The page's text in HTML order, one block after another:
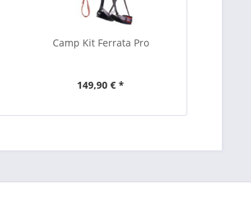
Camp Kit Ferrata Pro
149,90 € *